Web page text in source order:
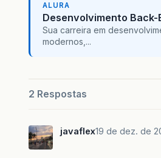
ALURA
Desenvolvimento Back-
Sua carreira em
modernos,...
2 Respostas
javaflex19 de dez. de